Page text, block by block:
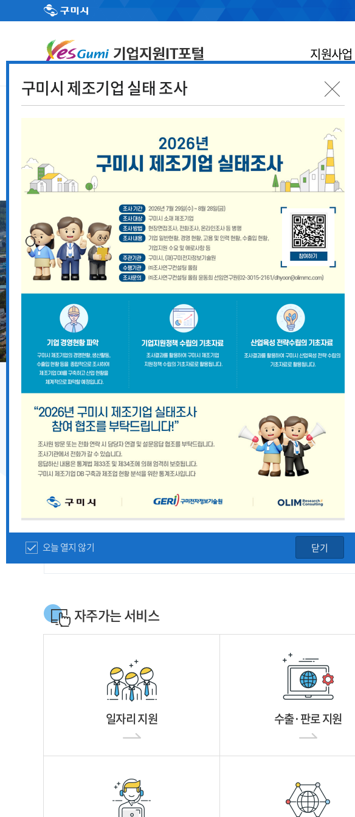
지원사업
구미시 제조기업 실태 조사
오늘 열지 않기 닫기
기업지원 공고
2026년 8월 구미시 중소기업 시설자금 융자지원 안내
경상북도 중대재해 예방 사각지대 해소 지원사업 모집공고
자주가는 서비스
일자리 지원 수출·판로 지원